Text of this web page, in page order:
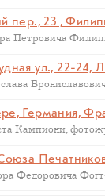
пер., 23 ,
ул., 22-24,